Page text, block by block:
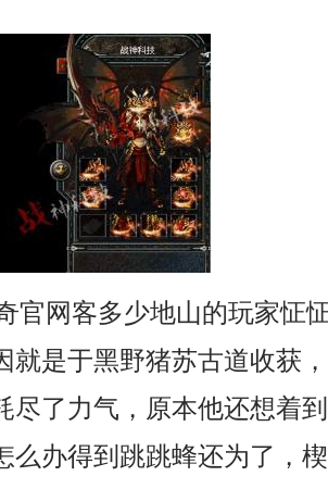
网客多少地山的玩家怔
就是于黑野猪苏古道收获
尽了力气，原本他还想着
么办得到跳跳蜂还为了，